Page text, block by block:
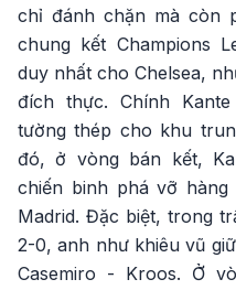
chỉ đánh chặn mà còn
chung kết Champions
duy nhất cho Chelsea,
đích thực. Chính
tường thép cho khu
đó, ở vòng bán kết,
chiến binh phá vỡ hàng
Madrid. Đặc biệt, trong
2-0, anh như khiêu vũ
Casemiro - Kroos. Ở